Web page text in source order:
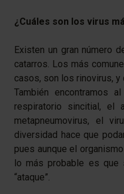
¿Cuáles son los virus
Existen un gran número
catarros. Los más
casos, son los rinovirus,
También encontramos
respiratorio sincitial, el
metapneumovirus, el
diversidad hace que
pues aunque el
lo más probable es que
“ataque”.